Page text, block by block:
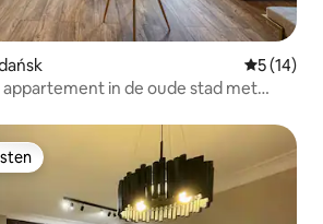
5 (14)
appartement in de oude stad met